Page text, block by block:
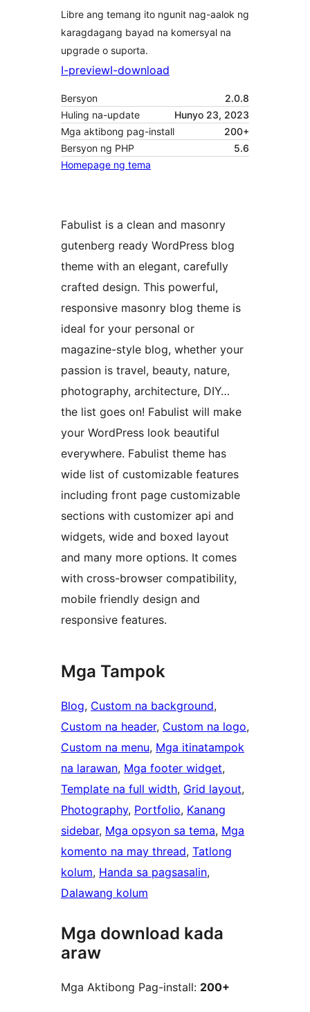
Libre ang temang ito ngunit nag-aalok ng
karagdagang bayad na komersyal na
upgrade o suporta.
I-previewI-download
Bersyon
2.0.8
Huling na-update
Hunyo 23, 2023
Mga aktibong pag-install
200+
Bersyon ng PHP
5.6
Homepage ng tema
Fabulist is a clean and masonry
gutenberg ready WordPress blog
theme with an elegant, carefully
crafted design. This powerful,
responsive masonry blog theme is
ideal for your personal or
magazine-style blog, whether your
passion is travel, beauty, nature,
photography, architecture, DIY…
the list goes on! Fabulist will make
your WordPress look beautiful
everywhere. Fabulist theme has
wide list of customizable features
including front page customizable
sections with customizer api and
widgets, wide and boxed layout
and many more options. It comes
with cross-browser compatibility,
mobile friendly design and
responsive features.
Mga Tampok
Blog, Custom na background
Custom na header, Custom na logo
Custom na menu, Mga itinatampok
na larawan, Mga footer widget
Template na full width, Grid layout
Photography, Portfolio, Kanang
sidebar, Mga opsyon sa tema, Mga
komento na may thread, Tatlong
kolum, Handa sa pagsasalin
Dalawang kolum
Mga download kada
araw
Mga Aktibong Pag-install: 200+